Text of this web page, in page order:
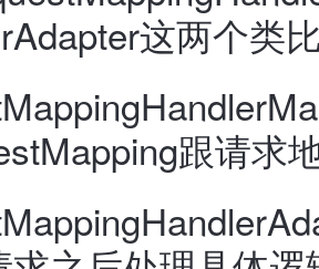
这两个类
跟请求